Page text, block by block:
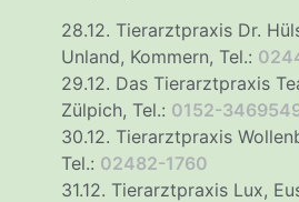
28.12. Tierarztpraxis Dr.
Unland, Kommern, Tel.:
29.12. Das Tierarztpraxis
Zülpich, Tel.: 0152-
30.12. Tierarztpraxis
Tel.: 02482-1760
31.12. Tierarztpraxis Lux,